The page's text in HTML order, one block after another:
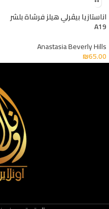
اناستازيا بيڤرلي هيلز فرشاة بلشر
A19
Anastasia Beverly Hills
₪65.00